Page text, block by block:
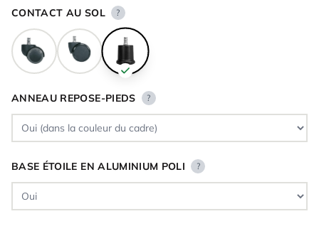
CONTACT AU SOL ?
ANNEAU REPOSE-PIEDS ?
BASE ÉTOILE EN ALUMINIUM POLI ?